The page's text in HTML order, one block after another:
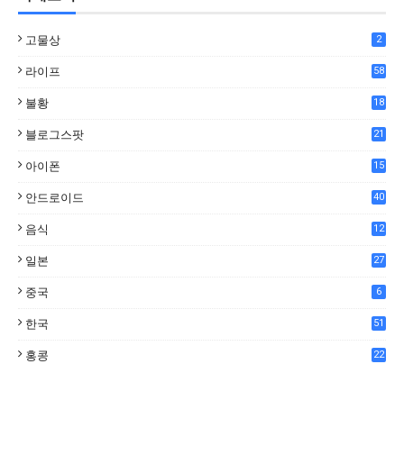
고물상 2
라이프 58
불황
18
블로그스팟 21
아이폰 15
안드로이드 40
음식
12
일본 27
중국 6
한국 51
홍콩 22